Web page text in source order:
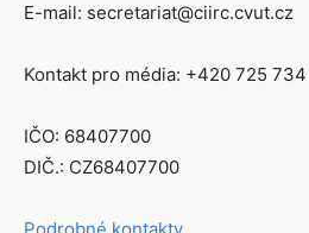
E-mail: secretariat@ciirc.cvut.cz
Kontakt pro média: +420 725
IČO: 68407700
DIČ.: CZ68407700